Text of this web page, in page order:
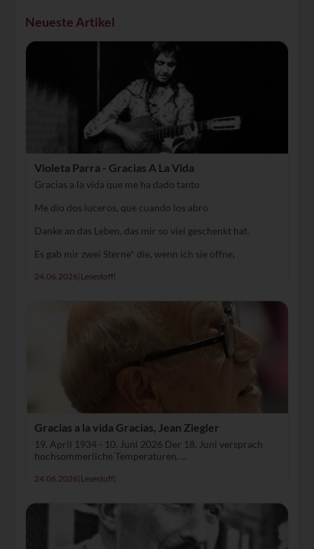
Neueste Artikel
Violeta Parra - Gracias A La Vida
Gracias a la vida que me ha dado tanto
Me dio dos luceros, que cuando los abro
Danke an das Leben, das mir so viel geschenkt hat.
Es gab mir zwei Sterne* die, wenn ich sie öffne,
24.06.2026| Lesestoff|
Gracias a la vida Gracias, Jean Ziegler
19. April 1934 - 10. Juni 2026 Der 18. Juni versprach
hochsommerliche Temperaturen. ...
24.06.2026| Lesestoff|